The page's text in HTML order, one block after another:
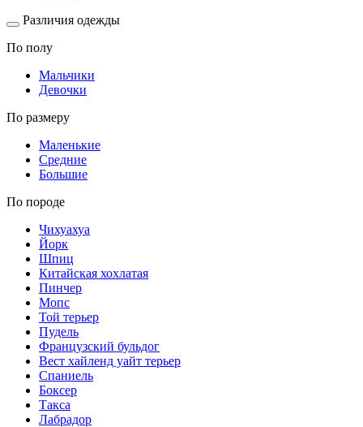
Различия одежды
По полу
Мальчики
Девочки
По размеру
Маленькие
Средние
Большие
По породе
Чихуахуа
Йорк
Шпиц
Китайская хохлатая
Пинчер
Мопс
Той терьер
Пудель
Французский бульдог
Вест хайленд уайт терьер
Спаниель
Боксер
Такса
Лабрадор